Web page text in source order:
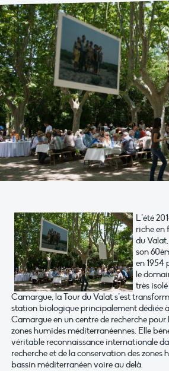
L’été
riche en
du
son
en 1954
le
très
Camargue, la Tour du Valat s’est
station biologique principalement dédiée à
Camargue en un centre de recherche
zones humides méditerranéennes. Elle
véritable reconnaissance internationale
recherche et de la conservation des zones
bassin méditerranéen voire au delà.